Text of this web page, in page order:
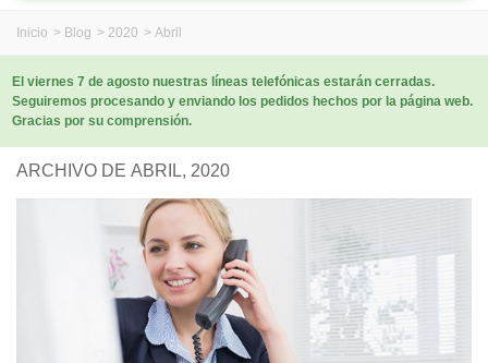
Inicio > Blog > 2020 > Abril
El viernes 7 de agosto nuestras líneas telefónicas estarán cerradas.
Seguiremos procesando y enviando los pedidos hechos por la página web.
Gracias por su comprensión.
ARCHIVO DE ABRIL, 2020